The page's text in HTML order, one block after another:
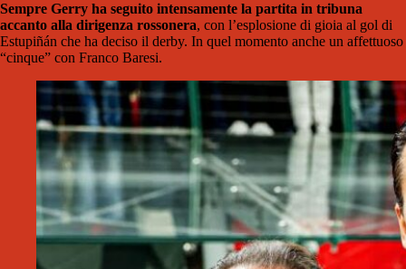
Sempre Gerry ha seguito intensamente la partita in tribuna
accanto alla dirigenza rossonera, con l’esplosione di gioia al gol di
Estupiñán che ha deciso il derby. In quel momento anche un affettuoso
“cinque” con Franco Baresi.